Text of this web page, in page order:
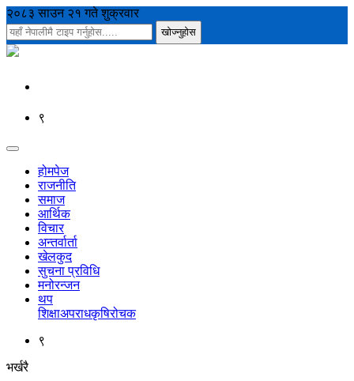
२०८३ साउन २१ गते शुक्रवार
९
होमपेज
राजनीति
समाज
आर्थिक
विचार
अन्तर्वार्ता
खेलकुद
सुचना प्रविधि
मनोरन्जन
थप
शिक्षाअपराधकृषिरोचक
९
भर्खरै